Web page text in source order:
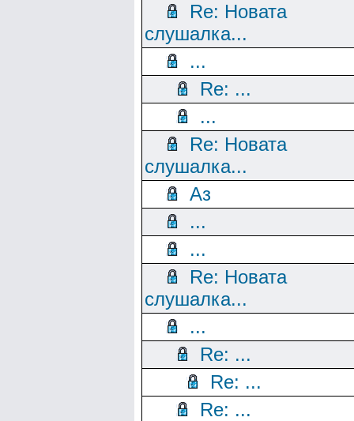
Re: Новата
слушалка...
...
Re: ...
...
Re: Новата
слушалка...
Аз
...
...
Re: Новата
слушалка...
...
Re: ...
Re: ...
Re: ...